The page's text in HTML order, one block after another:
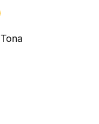
Tona